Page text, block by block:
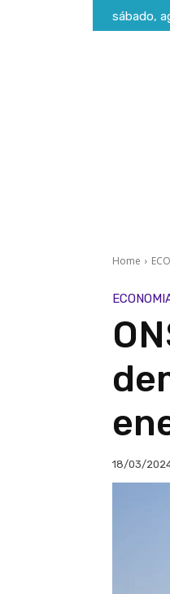
sábado,
Home
18/03/